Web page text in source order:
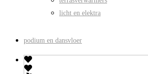
licht en elektra
podium en dansvloer